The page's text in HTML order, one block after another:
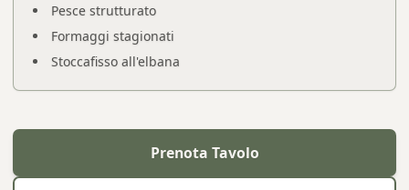
Pesce strutturato
Formaggi stagionati
Stoccafisso all'elbana
Prenota Tavolo